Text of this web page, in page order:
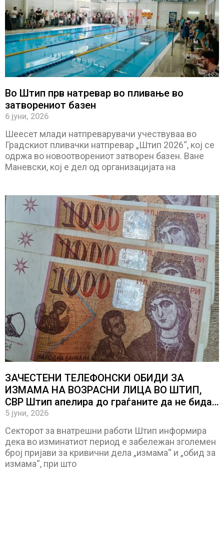
Во Штип прв натревар во пливање во
затворениот базен
6 јуни, 2026
Шеесет млади натпреварувачи учествуваа во
Градскиот пливачки натпревар „Штип 2026“, кој се
одржа во новоотворениот затворен базен. Ване
Маневски, кој е дел од организацијата на
ЗАЧЕСТЕНИ ТЕЛЕФОНСКИ ОБИДИ ЗА
ИЗМАМА НА ВОЗРАСНИ ЛИЦА ВО ШТИП,
СВР Штип апелира до граѓаните да не бидат
мета на измами за лажни операции на нивни
блиски
5 јуни, 2026
Секторот за внатрешни работи Штип информира
дека во изминатиот период е забележан зголемен
број пријави за кривични дела „измама“ и „обид за
измама“, при што